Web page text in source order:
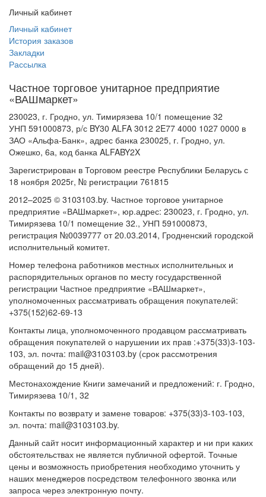
Личный кабинет
Личный кабинет
История заказов
Закладки
Рассылка
Частное торговое унитарное предприятие
«ВАШмаркет»
230023, г. Гродно, ул. Тимирязева 10/1 помещение 32
УНП 591000873, р/с BY30 ALFA 3012 2E77 4000 1027 0000 в
ЗАО «Альфа-Банк», адрес банка 230025, г. Гродно, ул.
Ожешко, 6а, код банка ALFABY2X
Зарегистрирован в Торговом реестре Республики Беларусь с
18 ноября 2025г, № регистрации 761815
2012–2025 © 3103103.by. Частное торговое унитарное
предприятие «ВАШмаркет», юр.адрес: 230023, г. Гродно, ул.
Тимирязева 10/1 помещение 32., УНП 591000873,
регистрация №0039777 от 20.03.2014, Гродненский городской
исполнительный комитет.
Номер телефона работников местных исполнительных и
распорядительных органов по месту государственной
регистрации Частное предприятие «ВАШмаркет»,
уполномоченных рассматривать обращения покупателей:
+375(152)62-69-13
Контакты лица, уполномоченного продавцом рассматривать
обращения покупателей о нарушении их прав :+375(33)3-103-
103, эл. почта: mail@3103103.by (срок рассмотрения
обращений до 15 дней).
Местонахождение Книги замечаний и предложений: г. Гродно,
Тимирязева 10/1, 32
Контакты по возврату и замене товаров: +375(33)3-103-103,
эл. почта: mail@3103103.by.
Данный сайт носит информационный характер и ни при каких
обстоятельствах не является публичной офертой. Точные
цены и возможность приобретения необходимо уточнить у
наших менеджеров посредством телефонного звонка или
запроса через электронную почту.